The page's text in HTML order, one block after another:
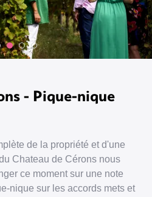
- Pique-nique
de la propriété et d'une
Chateau de Cérons nous
ce moment sur une note
nique sur les accords mets et